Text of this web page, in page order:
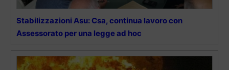
Stabilizzazioni Asu: Csa, continua lavoro con
Assessorato per una legge ad hoc